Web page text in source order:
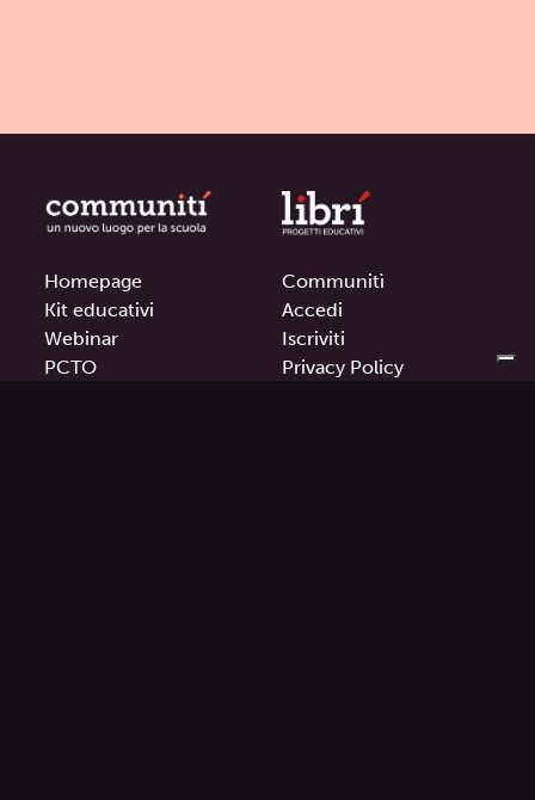
Homepage
Kit educativi
Webinar
PCTO
Communitì
Accedi
Iscriviti
Privacy Policy